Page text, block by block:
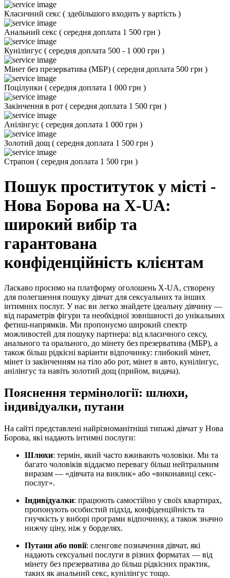
Класичний секс ( здебільшого входить у вартість )
Анальний секс ( середня доплата 1 500 грн )
Кунілінгус ( середня доплата 500 - 1 000 грн )
Мінет без презерватива (МБР) ( середня доплата 500 грн )
Поцілунки ( середня доплата 1 000 грн )
Закінчення в рот ( середня доплата 1 500 грн )
Анілінгус ( середня доплата 1 000 грн )
Золотий дощ ( середня доплата 1 500 грн )
Страпон ( середня доплата 1 500 грн )
Пошук проституток у місті -
Нова Борова на X-UA:
широкий вибір та
гарантована
конфіденційність клієнтам
Ласкаво просимо на платформу оголошень X-UA, створену
для полегшення пошуку дівчат для сексуальних та інших
інтимних послуг. У нас ви легко знайдете ідеальну дівчину —
від параметрів фігури та необхідної зовнішності до унікальних
фетиш-напрямків. Ми пропонуємо широкий спектр
можливостей для пошуку партнера: від класичного сексу,
анального та орального, до мінету без презерватива (МБР), а
також більш рідкісні варіанти відпочинку: глибокий мінет,
мінет із закінченням на тіло або рот, мінет в авто, кунілінгус,
анілінгус та навіть золотий дощ (прийом, видача).
Пояснення термінології: шлюхи,
індивідуалки, путани
На сайті представлені найрізноманітніші типажі дівчат у Нова
Борова, які надають інтимні послуги:
Шлюхи: термін, який часто вживають чоловіки. Ми та
багато чоловіків віддаємо перевагу більш нейтральним
виразам — «дівчата на виклик» або «виконавиці секс-
послуг».
Індивідуалки: працюють самостійно у своїх квартирах,
пропонують особистий підхід, конфіденційність та
гнучкість у виборі програми відпочинку, а також значно
нижчу ціну, ніж у борделях.
Путани або повії: сленгове позначення дівчат, які
надають сексуальні послуги в різних форматах — від
мінету без презерватива до більш рідкісних практик,
таких як анальний секс, кунілінгус тощо.